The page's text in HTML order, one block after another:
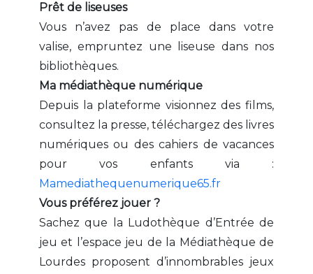
Prêt de liseuses
Vous n’avez pas de place dans votre
valise, empruntez une liseuse dans nos
bibliothèques.
Ma médiathèque numérique
Depuis la plateforme visionnez des films,
consultez la presse, téléchargez des livres
numériques ou des cahiers de vacances
pour vos enfants via :
Mamediathequenumerique65.fr
Vous préférez jouer ?
Sachez que la Ludothèque d’Entrée de
jeu et l’espace jeu de la Médiathèque de
Lourdes proposent d’innombrables jeux